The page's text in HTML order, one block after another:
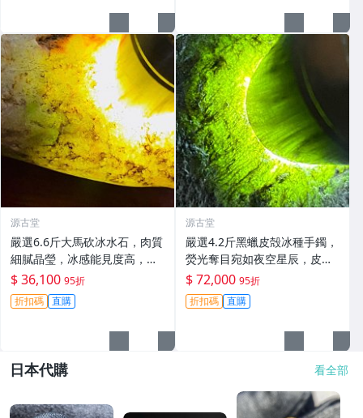
源古堂
嚴選6.6斤大馬砍冰水石，肉質
細膩晶瑩，冰感能見度高，螢
光璀璨奪目，推薦直接收藏。
冰水石 翡翠 A貨 玉石
$ 36,100 95折
折扣碼 直購
源古堂
嚴選4.2斤黑蠟皮殻冰種手鐲，
熒光奪目宛如夜空星辰，皮殼
飽和度高，適合收藏與佩戴。
冰晴玉、翡翠手鍊 翡翠手鏈 翡
翠鐲子
$ 72,000 95折
折扣碼 直購
日本代購 看全部